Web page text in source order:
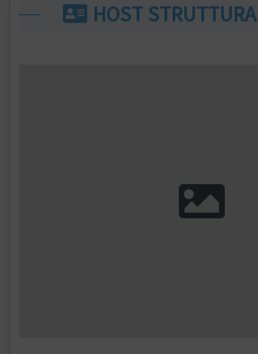
HOST STRUTTURA